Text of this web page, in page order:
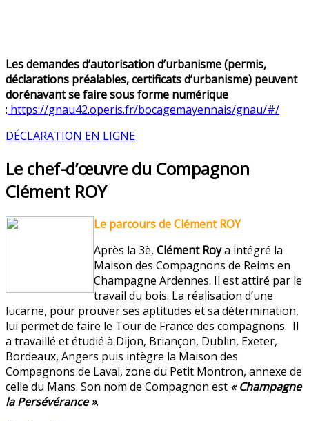
Les demandes d’autorisation d’urbanisme (permis,
déclarations préalables, certificats d’urbanisme) peuvent
dorénavant se faire sous forme numérique
: https://gnau42.operis.fr/bocagemayennais/gnau/#/
DÉCLARATION EN LIGNE
Le chef-d’œuvre du Compagnon
Clément ROY
Le parcours de Clément ROY
Après la 3è, Clément Roya intégré la
Maison des Compagnons de Reims en
Champagne Ardennes. Il est attiré par le
travail du bois. La réalisation d’une
lucarne, pour prouver ses aptitudes et sa détermination,
lui permet de faire le Tour de France des compagnons. Il
a travaillé et étudié à Dijon, Briançon, Dublin, Exeter,
Bordeaux, Angers puis intègre la Maison des
Compagnons de Laval, zone du Petit Montron, annexe de
celle du Mans. Son nom de Compagnon est « Champagne
la Persévérance ».